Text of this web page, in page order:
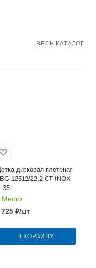
ВЕСЬ КАТАЛОГ
дисковая плетеная
12512/22.2 CТ INOX
35
Много
725 ₽/шт
В КОРЗИНУ